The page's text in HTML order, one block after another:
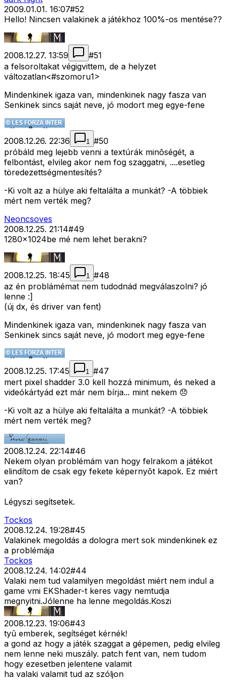
2009.01.01. 16:07#52
Hello! Nincsen valakinek a játékhoz 100%-os mentése??
2008.12.27. 13:59 #51
a felsoroltakat végigvittem, de a helyzet
változatlan<#szomoru1>
Mindenkinek igaza van, mindenkinek nagy fasza van
Senkinek sincs saját neve, jó modort meg egye-fene
2008.12.26. 22:36 1 #50
próbáld meg lejebb venni a textúrák minõségét, a
felbontást, elvileg akor nem fog szaggatni, ....esetleg
töredezettségmentesítés?
-Ki volt az a hülye aki feltalálta a munkát? -A többiek
mért nem verték meg?
Neoncsoves
2008.12.25. 21:14#49
1280x1024be mé nem lehet berakni?
2008.12.25. 18:45 1 #48
az én problámémat nem tudodnád megválaszolni? jó
lenne :]
(új dx, és driver van fent)
Mindenkinek igaza van, mindenkinek nagy fasza van
Senkinek sincs saját neve, jó modort meg egye-fene
2008.12.25. 17:45 1 #47
mert pixel shadder 3.0 kell hozzá minimum, és neked a
videókártyád ezt már nem bírja... mint nekem 😞
-Ki volt az a hülye aki feltalálta a munkát? -A többiek
mért nem verték meg?
2008.12.24. 22:14#46
Nekem olyan problémám van hogy felrakom a játékot
elindítom de csak egy fekete képernyõt kapok. Ez miért
van?
Légyszi segítsetek.
Tockos
2008.12.24. 19:28#45
Valakinek megoldás a dologra mert sok mindenkinek ez
a problémája
Tockos
2008.12.24. 14:02#44
Valaki nem tud valamilyen megoldást miért nem indul a
game vmi EKShader-t keres vagy nemtudja
megnyitni.Jólenne ha lenne megoldás.Koszi
2008.12.23. 19:06#43
tyû emberek, segítséget kérnék!
a gond az hogy a játék szaggat a gépemen, pedig elvileg
nem lenne neki muszály. patch fent van, nem tudom
hogy ezesetben jelentene valamit
ha valaki valamit tud az szóljon